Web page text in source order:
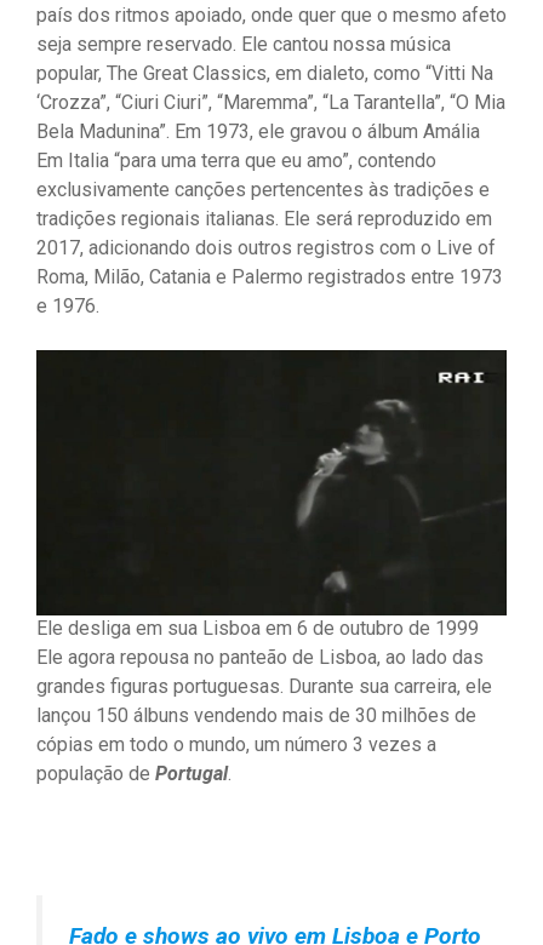
país dos ritmos apoiado, onde quer que o mesmo afeto
seja sempre reservado. Ele cantou nossa música
popular, The Great Classics, em dialeto, como “Vitti Na
‘Crozza”, “Ciuri Ciuri”, “Maremma”, “La Tarantella”, “O Mia
Bela Madunina”. Em 1973, ele gravou o álbum Amália
Em Italia “para uma terra que eu amo”, contendo
exclusivamente canções pertencentes às tradições e
tradições regionais italianas. Ele será reproduzido em
2017, adicionando dois outros registros com o Live of
Roma, Milão, Catania e Palermo registrados entre 1973
e 1976.
Ele desliga em sua Lisboa em 6 de outubro de 1999
Ele agora repousa no panteão de Lisboa, ao lado das
grandes figuras portuguesas. Durante sua carreira, ele
lançou 150 álbuns vendendo mais de 30 milhões de
cópias em todo o mundo, um número 3 vezes a
população de Portugal.
Fado e shows ao vivo em Lisboa e Porto